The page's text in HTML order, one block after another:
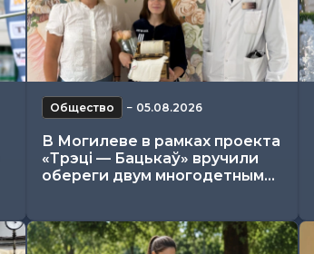
Общество − 05.08.2026
В Могилеве в рамках проекта
«Трэці — Бацькаў» вручили
обереги двум многодетным...